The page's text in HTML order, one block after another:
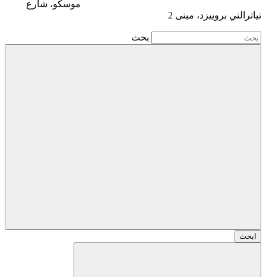
موسكو، شارع
تياترالني بروييزد، مبنى 2
بحث
ابحث